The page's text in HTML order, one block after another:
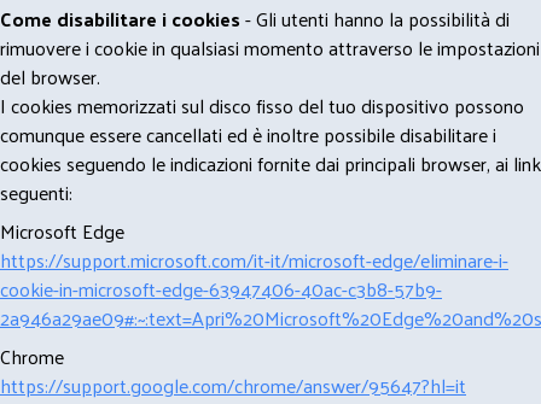
Come disabilitare i cookies- Gli utenti hanno la possibilità di
rimuovere i cookie in qualsiasi momento attraverso le impostazioni
del browser.
I cookies memorizzati sul disco fisso del tuo dispositivo possono
comunque essere cancellati ed è inoltre possibile disabilitare i
cookies seguendo le indicazioni fornite dai principali browser, ai link
seguenti:
Microsoft Edge
https://support.microsoft.com/it-it/microsoft-edge/eliminare-i-
cookie-in-microsoft-edge-63947406-40ac-c3b8-57b9-
Chrome
https://support.google.com/chrome/answer/95647?hl=it